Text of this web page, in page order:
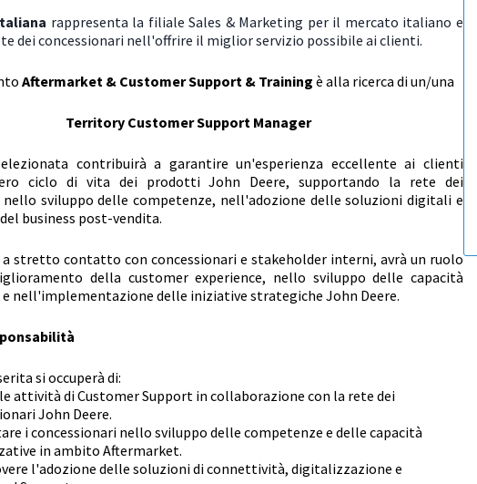
rappresenta la filiale Sales & Marketing per il mercato italiano e
dei concessionari nell'offrire il miglior servizio possibile ai clienti.
Aftermarket & Customer Support & Training è alla ricerca di un/una
Territory Customer Support Manager
contribuirà a garantire un'esperienza eccellente ai clienti
ciclo di vita dei prodotti John Deere, supportando la rete dei
nello sviluppo delle competenze, nell'adozione delle soluzioni digitali e
business post-vendita.
stretto contatto con concessionari e stakeholder interni, avrà un ruolo
della customer experience, nello sviluppo delle capacità
nell'implementazione delle iniziative strategiche John Deere.
si occuperà di:
attività di Customer Support in collaborazione con la rete dei
John Deere.
i concessionari nello sviluppo delle competenze e delle capacità
in ambito Aftermarket.
l'adozione delle soluzioni di connettività, digitalizzazione e